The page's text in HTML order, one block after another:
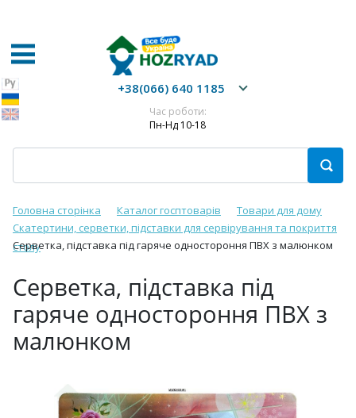
+38(066) 640 1185
Час роботи:
Пн-Нд 10-18
Головна сторінка Каталог госптоварів
Товари для дому
Скатертини, серветки, підставки для сервірування та покриття
столу
Серветка, підставка під гаряче одностороння ПВХ з малюнком
Серветка, підставка під
гаряче одностороння ПВХ з
малюнком